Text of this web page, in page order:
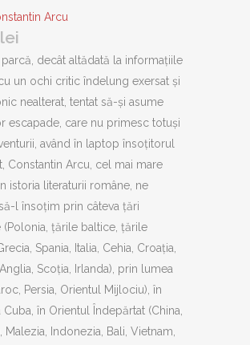
Arcu
lei
parcă, decât altădată la informațiile
un ochi critic îndelung exersat și
nealterat, tentat să-și asume
escapade, care nu primesc totuși
având în laptop însoțitorul
Constantin Arcu, cel mai mare
istoria literaturii române, ne
l însoțim prin câteva țări
(Polonia, țările baltice, țările
Spania, Italia, Cehia, Croația,
Scoția, Irlanda), prin lumea
Persia, Orientul Mijlociu), în
Cuba, în Orientul Îndepărtat (China,
Malezia, Indonezia, Bali, Vietnam,